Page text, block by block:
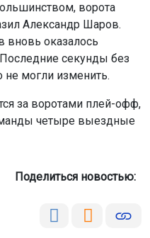
ворота
Александр Шаров.
вновь оказалось
секунды без
не могли изменить.
за воротами плей-офф,
четыре выездные
Поделиться новостью: